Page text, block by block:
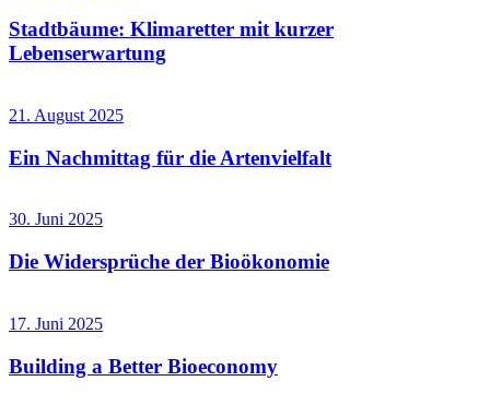
Stadtbäume: Klimaretter mit kurzer
Lebenserwartung
21. August 2025
Ein Nachmittag für die Artenvielfalt
30. Juni 2025
Die Widersprüche der Bioökonomie
17. Juni 2025
Building a Better Bioeconomy